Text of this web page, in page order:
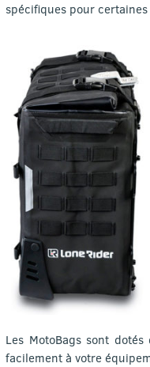
spécifiques pour
Les MotoBags sont
facilement à votre